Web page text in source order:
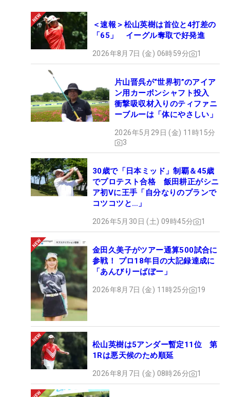
＜速報＞松山英樹は首位と4打差の
「65」 イーグル奪取で好発進
2026年8月7日 (金) 06時59分 1
片山晋呉が“世界初”のアイア
ン用カーボンシャフト投入
衝撃吸収材入りのティファニ
ーブルーは「体にやさしい」
2026年5月29日 (金) 11時15分
3
30歳で「日本ミッド」制覇＆45歳
でプロテスト合格 飯田耕正がシニ
ア初Vに王手「自分なりのプランで
コツコツと…」
2026年5月30日 (土) 09時45分 1
金田久美子がツアー通算500試合に
参戦！ プロ18年目の大記録達成に
「あんびりーばぼー」
2026年8月7日 (金) 11時25分 19
松山英樹は5アンダー暫定11位 第
1Rは悪天候のため順延
2026年8月7日 (金) 08時26分 1